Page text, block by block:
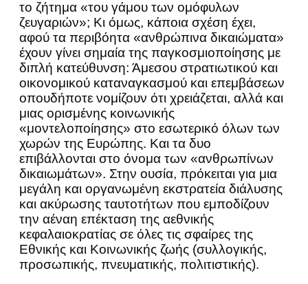
το ζήτημα «του γάμου των ομόφυλων
ζευγαριών»; Κι όμως, κάποια σχέση έχει,
αφού τα περιβόητα «ανθρώπινα δικαιώματα»
έχουν γίνει σημαία της παγκοσμιοποίησης με
διπλή κατεύθυνση: Άμεσου στρατιωτικού και
οικονομικού καταναγκασμού και επεμβάσεων
οπουδήποτε νομίζουν ότι χρειάζεται, αλλά και
μιας ορισμένης κοινωνικής
«μοντελοποίησης» στο εσωτερικό όλων των
χωρών της Ευρώπης. Και τα δυο
επιβάλλονται στο όνομα των «ανθρωπίνων
δικαιωμάτων». Στην ουσία, πρόκειται για μια
μεγάλη και οργανωμένη εκστρατεία διάλυσης
και ακύρωσης ταυτοτήτων που εμποδίζουν
την αέναη επέκταση της αεθνικής
κεφαλαιοκρατίας σε όλες τις σφαίρες της
Εθνικής και Κοινωνικής ζωής (συλλογικής,
προσωπικής, πνευματικής, πολιτιστικής).